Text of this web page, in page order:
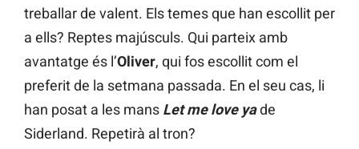
treballar de valent. Els temes que han escollit per
a ells? Reptes majúsculs. Qui parteix amb
avantatge és l’Oliver, qui fos escollit com el
preferit de la setmana passada. En el seu cas, li
han posat a les mans Let me love yade
Siderland. Repetirà al tron?